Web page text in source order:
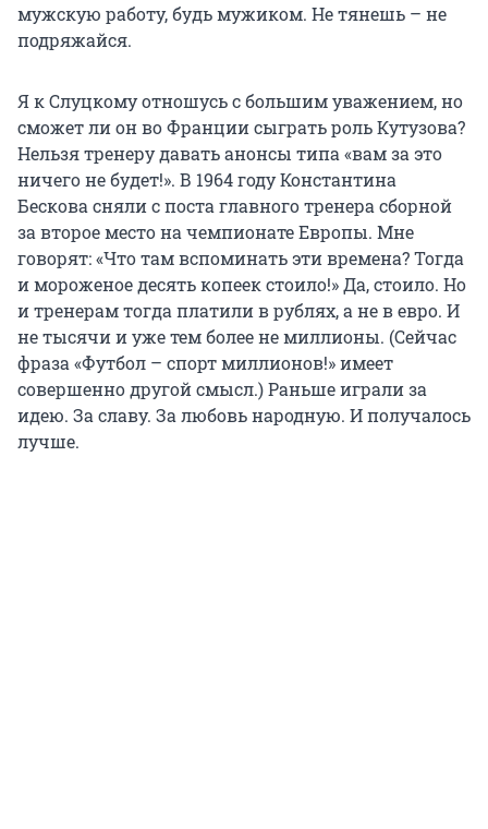
мужскую работу, будь мужиком. Не тянешь – не
подряжайся.
Я к Слуцкому отношусь с большим уважением, но
сможет ли он во Франции сыграть роль Кутузова?
Нельзя тренеру давать анонсы типа «вам за это
ничего не будет!». В 1964 году Константина
Бескова сняли с поста главного тренера сборной
за второе место на чемпионате Европы. Мне
говорят: «Что там вспоминать эти времена? Тогда
и мороженое десять копеек стоило!» Да, стоило. Но
и тренерам тогда платили в рублях, а не в евро. И
не тысячи и уже тем более не миллионы. (Сейчас
фраза «Футбол – спорт миллионов!» имеет
совершенно другой смысл.) Раньше играли за
идею. За славу. За любовь народную. И получалось
лучше.